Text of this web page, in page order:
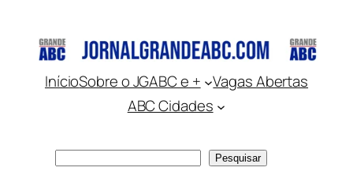
conteúdo
InícioSobre o JGABC e +
Vagas Abertas
ABC Cidades
Pesquisar